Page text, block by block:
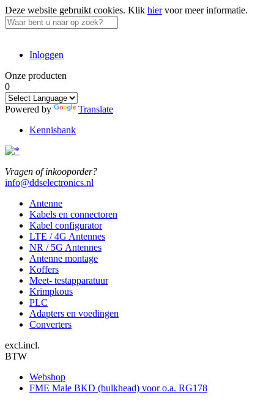
Deze website gebruikt cookies. Klik hiervoor meer informatie.
Inloggen
Onze producten
0
Powered by
Translate
Kennisbank
Vragen of inkooporder?
info@ddselectronics.nl
Antenne
Kabels en connectoren
Kabel configurator
LTE / 4G Antennes
NR / 5G Antennes
Antenne montage
Koffers
Meet- testapparatuur
Krimpkous
PLC
Adapters en voedingen
Converters
excl.incl.
BTW
Webshop
FME Male BKD (bulkhead) voor o.a. RG178